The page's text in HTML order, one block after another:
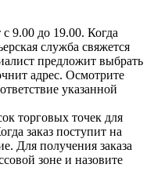
с 9.00 до 19.00. Когда
служба свяжется
предложит выбрать
адрес. Осмотрите
указанной
торговых точек для
заказ поступит на
Для получения заказа
зоне и назовите